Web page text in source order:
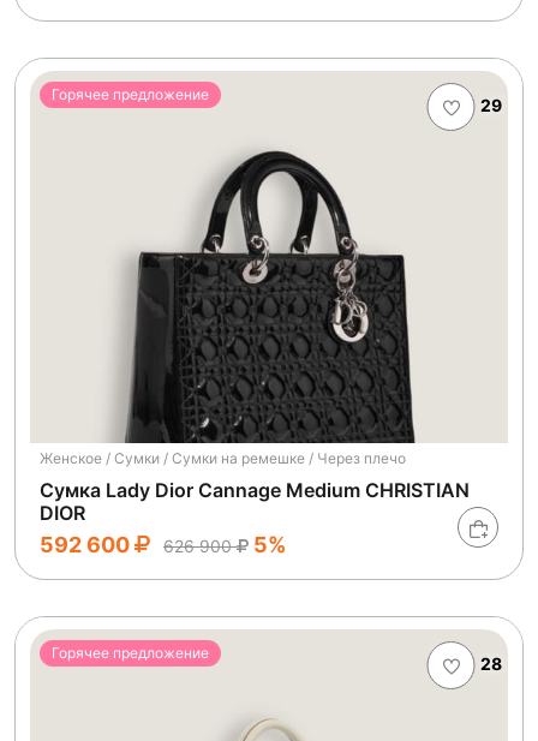
29
Горячее предложение
Женское / Сумки / Сумки на ремешке / Через плечо
Сумка Lady Dior Cannage Medium CHRISTIAN
DIOR
592 600 626 900 5%
28
Горячее предложение